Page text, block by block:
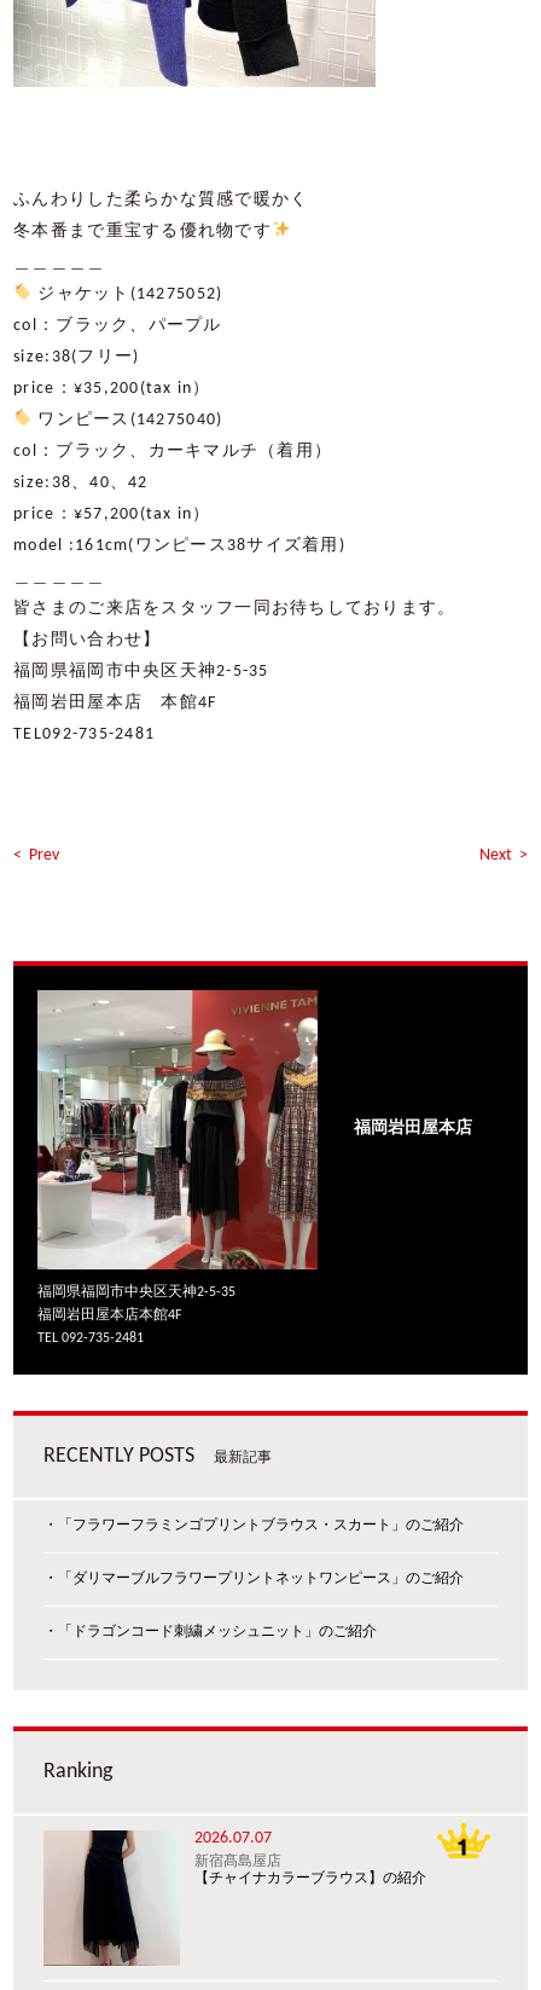
ふんわりした柔らかな質感で暖かく
冬本番まで重宝する優れ物です
ジャケット(14275052)
col：ブラック、パープル
size:38(フリー)
price：¥35,200(tax in）
ワンピース(14275040)
col：ブラック、カーキマルチ（着用）
size:38、40、42
price：¥57,200(tax in）
model :161cm(ワンピース38サイズ着用)
皆さまのご来店をスタッフ一同お待ちしております。
【お問い合わせ】
福岡県福岡市中央区天神2-5-35
福岡岩田屋本店 本館4F
TEL092-735-2481
< Prev Next >
福岡岩田屋本店
福岡県福岡市中央区天神2-5-35
福岡岩田屋本店本館4F
TEL 092-735-2481
RECENTLY POSTS 最新記事
・「フラワーフラミンゴプリントブラウス・スカート」のご紹介
・「ダリマーブルフラワープリントネットワンピース」のご紹介
・「ドラゴンコード刺繍メッシュニット」のご紹介
Ranking
2026.07.07
新宿髙島屋店
【チャイナカラーブラウス】の紹介